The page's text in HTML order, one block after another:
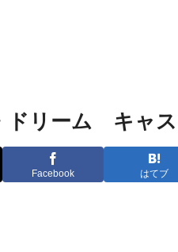
ドリーム キャ
Facebook はてブ